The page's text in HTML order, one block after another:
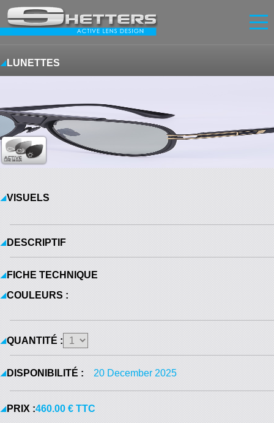
Accueil
News
Contact
FR|EN
Se connecter
S'inscrire
LUNETTES
VISUELS
DESCRIPTIF
FICHE TECHNIQUE
COULEURS :
QUANTITÉ :
DISPONIBILITÉ : 20 December 2025
PRIX :460.00 € TTC